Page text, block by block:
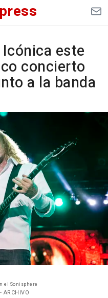
press
este
concierto
a la banda
el Sonisphere
ARCHIVO